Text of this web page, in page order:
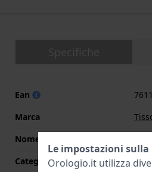
Ean
Marca
Nome
Categoria
T-
Le impostazioni sulla
Orologio.it utilizza